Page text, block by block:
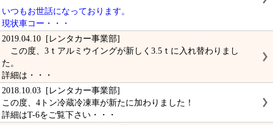
いつもお世話になっております。
現状車コー・・・
2019.04.10 [レンタカー事業部]
この度、3ｔアルミウイングが新しく3.5ｔに入れ替わりまし
た。
詳細は・・・
2018.10.03 [レンタカー事業部]
この度、4トン冷蔵冷凍車が新たに加わりました！
詳細はT-6をご覧下さい・・・